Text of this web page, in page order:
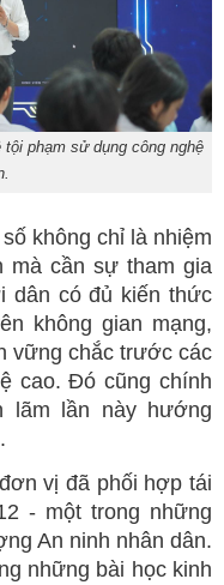
phạm sử dụng công nghệ
không chỉ là nhiệm
mà cần sự tham gia
dân có đủ kiến thức
không gian mạng,
vững chắc trước các
cao. Đó cũng chính
lãm lần này hướng
vị đã phối hợp tái
- một trong những
An ninh nhân dân.
những bài học kinh